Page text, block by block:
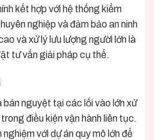
kết hợp với hệ thống kiểm
nghiệp và đảm bảo an ninh
và xử lý lưu lượng người lớn là
tư vấn giải pháp cụ thể.
nguyệt tại các lối vào lớn xử
điều kiện vận hành liên tục.
với dự án quy mô lớn để